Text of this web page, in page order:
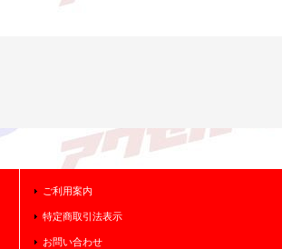
ご利用案内
特定商取引法表示
お問い合わせ